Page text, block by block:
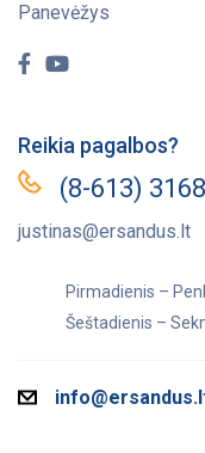
Panevėžys
Reikia pagalbos?
(8-613)
justinas@ersandus.lt
Pirmadienis –
Šeštadienis –